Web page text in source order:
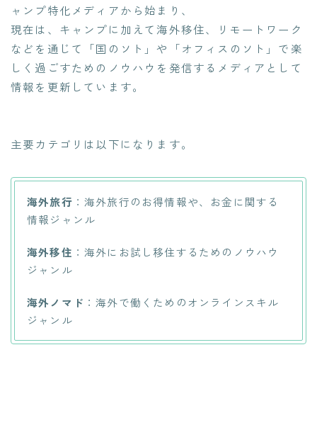
ャンプ特化メディアから始まり、
現在は、キャンプに加えて海外移住、リモートワーク
などを通じて「国のソト」や「オフィスのソト」で楽
しく過ごすためのノウハウを発信するメディアとして
情報を更新しています。
主要カテゴリは以下になります。
海外旅行 ：海外旅行のお得情報や、お金に関する
情報ジャンル
海外移住 ：海外にお試し移住するためのノウハウ
ジャンル
海外ノマド ：海外で働くためのオンラインスキル
ジャンル